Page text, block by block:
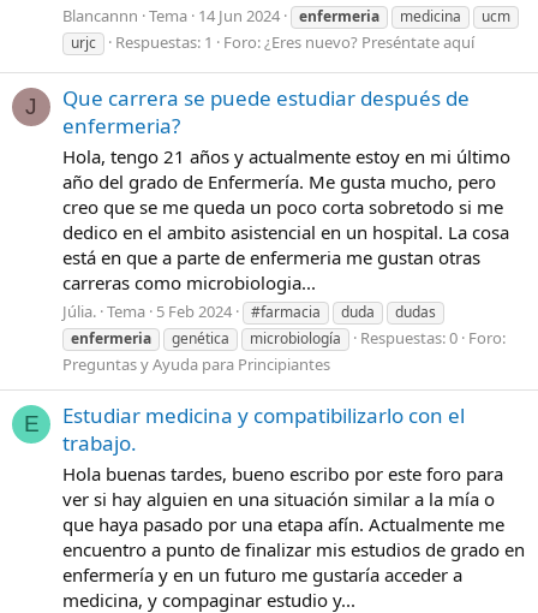
Blancannn Tema 14 Jun 2024 enfermeria medicina
ucm
urjc
Respuestas: 1 Foro:¿Eres nuevo? Preséntate aquí
J
Que carrera se puede estudiar después de
enfermeria?
Hola, tengo 21 años y actualmente estoy en mi último
año del grado de Enfermería. Me gusta mucho, pero
creo que se me queda un poco corta sobretodo si me
dedico en el ambito asistencial en un hospital. La cosa
está en que a parte de enfermeria me gustan otras
carreras como microbiologia...
Júlia. Tema 5 Feb 2024 #farmacia duda
dudas
enfermeria
genética microbiología Respuestas: 0 Foro:
Preguntas y Ayuda para Principiantes
E
Estudiar medicina y compatibilizarlo con el
trabajo.
Hola buenas tardes, bueno escribo por este foro para
ver si hay alguien en una situación similar a la mía o
que haya pasado por una etapa afín. Actualmente me
encuentro a punto de finalizar mis estudios de grado en
enfermería y en un futuro me gustaría acceder a
medicina, y compaginar estudio y...